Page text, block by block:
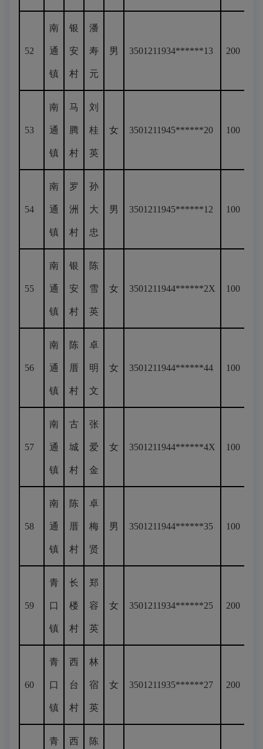
52
南
通
镇
银
安
村
潘
寿
元
男 3501211934******13 200
53
南
通
镇
马
腾
村
刘
桂
英
女 3501211945******20 100
54
南
通
镇
罗
洲
村
孙
大
忠
男 3501211945******12 100
55
南
通
镇
银
安
村
陈
雪
英
女 3501211944******2X 100
56
南
通
镇
陈
厝
村
卓
明
文
女 3501211944******44 100
57
南
通
镇
古
城
村
张
爱
金
女 3501211944******4X 100
58
南
通
镇
陈
厝
村
卓
梅
贤
男 3501211944******35 100
59
青
口
镇
长
楼
村
郑
容
英
女 3501211934******25 200
60
青
口
镇
西
台
村
林
宿
英
女 3501211935******27 200
青 西 陈